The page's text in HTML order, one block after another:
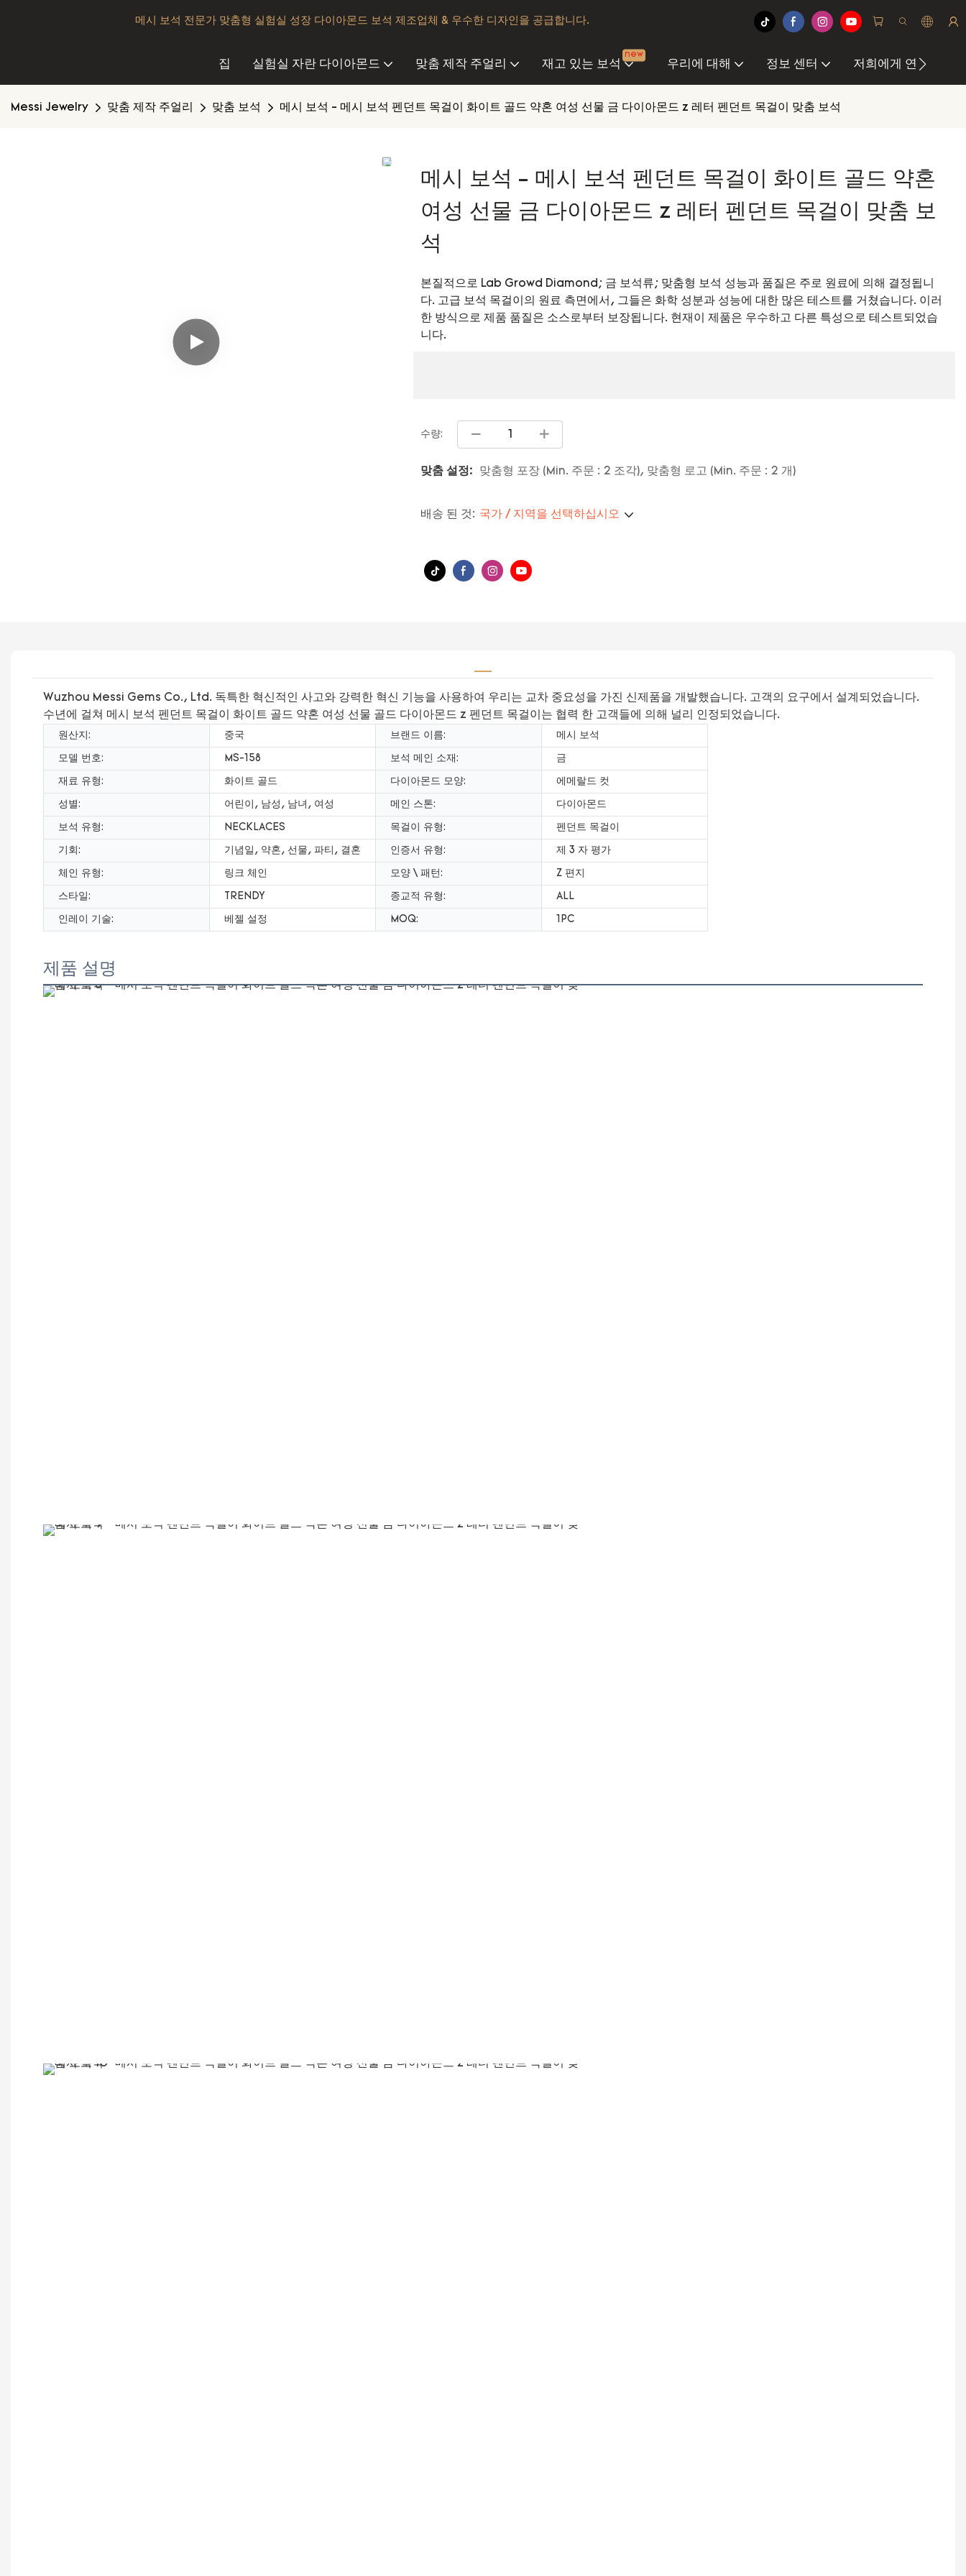
메시 보석 전문가 맞춤형 실험실 성장 다이아몬드 보석 제조업체 & 우수한 디자인을 공급합니다.
집 실험실 자란 다이아몬드 맞춤 제작 주얼리 재고 있는 보석
new
우리에 대해 정보 센터 저희에게 연락하십
Messi Jewelry 맞춤 제작 주얼리 맞춤 보석 메시 보석 - 메시 보석 펜던트 목걸이 화이트 골드 약혼 여성 선물 금 다이아몬드 z 레터 펜던트 목걸이 맞춤 보석
메시 보석 - 메시 보석 펜던트 목걸이 화이트 골드 약혼
여성 선물 금 다이아몬드 z 레터 펜던트 목걸이 맞춤 보
석
본질적으로 Lab Growd Diamond; 금 보석류; 맞춤형 보석 성능과 품질은 주로 원료에 의해 결정됩니
다. 고급 보석 목걸이의 원료 측면에서, 그들은 화학 성분과 성능에 대한 많은 테스트를 거쳤습니다. 이러
한 방식으로 제품 품질은 소스로부터 보장됩니다. 현재이 제품은 우수하고 다른 특성으로 테스트되었습
니다.
수량:
맞춤 설정: 맞춤형 포장 (Min. 주문 : 2 조각), 맞춤형 로고 (Min. 주문 : 2 개)
배송 된 것: 국가 / 지역을 선택하십시오
Wuzhou Messi Gems Co., Ltd. 독특한 혁신적인 사고와 강력한 혁신 기능을 사용하여 우리는 교차 중요성을 가진 신제품을 개발했습니다. 고객의 요구에서 설계되었습니다.
수년에 걸쳐 메시 보석 펜던트 목걸이 화이트 골드 약혼 여성 선물 골드 다이아몬드 z 펜던트 목걸이는 협력 한 고객들에 의해 널리 인정되었습니다.
원산지: 중국 브랜드 이름: 메시 보석
모델 번호: MS-158 보석 메인 소재: 금
재료 유형: 화이트 골드 다이아몬드 모양: 에메랄드 컷
성별: 어린이, 남성, 남녀, 여성 메인 스톤: 다이아몬드
보석 유형: NECKLACES 목걸이 유형: 펜던트 목걸이
기회: 기념일, 약혼, 선물, 파티, 결혼 인증서 유형: 제 3 자 평가
체인 유형: 링크 체인 모양 \ 패턴: Z 편지
스타일: TRENDY 종교적 유형: ALL
인레이 기술: 베젤 설정 MOQ: 1PC
제품 설명